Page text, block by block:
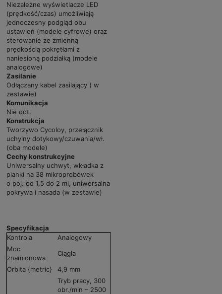
Niezależne wyświetlacze LED
(prędkość/czas) umożliwiają
jednoczesny podgląd obu
ustawień (modele cyfrowe) oraz
sterowanie ze zmienną
prędkością pokrętłami z
naniesioną podziałką (modele
analogowe)
Zasilanie
Odłączany kabel zasilający ( w
zestawie)
Komunikacja
Nie dot.
Konstrukcja
Tworzywo Cycoloy, przełącznik
uchylny dotykowy/czuwania/wł.
(oba modele)
Cechy konstrukcyjne
Uniwersalny uchwyt, wkładka z
pianki na 38 mikroprobówek
o poj. od 1,5 do 2 ml, uniwersalna
pokrywa i nasada (w zestawie)
Specyfikacja
Kontrola
Analogowy
Moc
znamionowa
Ciągła
Orbita {metric}
4,9 mm
Tryb pracy, 300
obr./min – 2500